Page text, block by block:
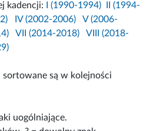
kadencji: I (1990-1994)
II (1994-
IV (2002-2006)
V (2006-
VII (2014-2018)
VIII (2018-
są w kolejności
uogólniające.